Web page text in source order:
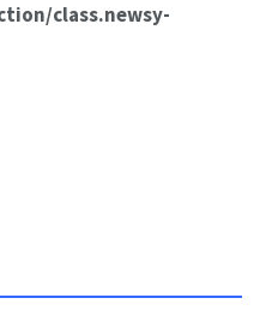
class.newsy-